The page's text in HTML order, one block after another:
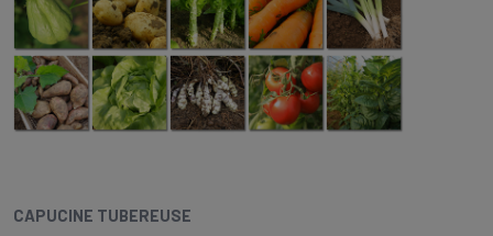
CAPUCINE TUBEREUSE